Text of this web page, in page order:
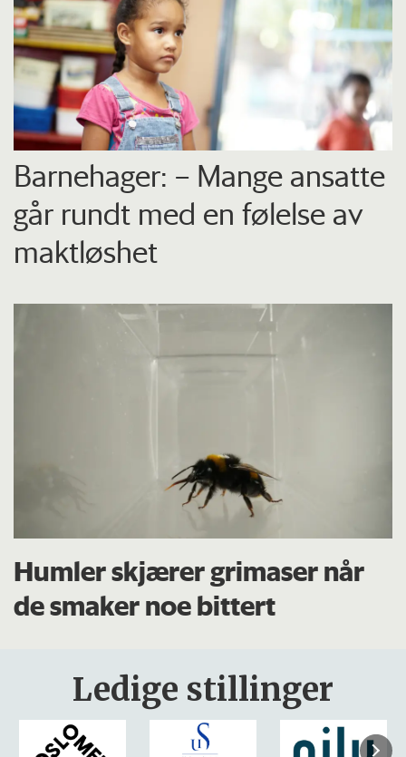
Barnehager: – Mange ansatte
går rundt med en følelse av
maktløshet
Humler skjærer grimaser når
de smaker noe bittert
Ledige stillinger